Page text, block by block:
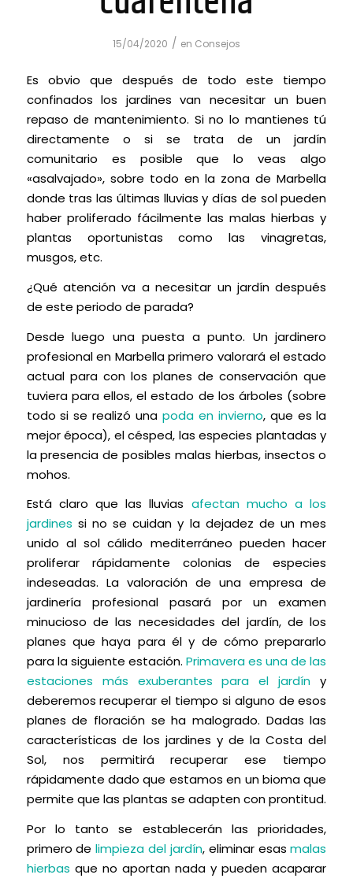
15/04/2020 / en Consejos
Es obvio que después de todo este tiempo
confinados los jardines van necesitar un buen
repaso de mantenimiento. Si no lo mantienes tú
directamente o si se trata de un jardín
comunitario es posible que lo veas algo
«asalvajado», sobre todo en la zona de Marbella
donde tras las últimas lluvias y días de sol pueden
haber proliferado fácilmente las malas hierbas y
plantas oportunistas como las vinagretas,
musgos, etc.
¿Qué atención va a necesitar un jardín después
de este periodo de parada?
Desde luego una puesta a punto. Un jardinero
profesional en Marbella primero valorará el estado
actual para con los planes de conservación que
tuviera para ellos, el estado de los árboles (sobre
todo si se realizó una poda en invierno, que es la
mejor época), el césped, las especies plantadas y
la presencia de posibles malas hierbas, insectos o
mohos.
Está claro que las lluvias afectan mucho a los
jardines si no se cuidan y la dejadez de un mes
unido al sol cálido mediterráneo pueden hacer
proliferar rápidamente colonias de especies
indeseadas. La valoración de una empresa de
jardinería profesional pasará por un examen
minucioso de las necesidades del jardín, de los
planes que haya para él y de cómo prepararlo
para la siguiente estación. Primavera es una de las
estaciones más exuberantes para el jardín y
deberemos recuperar el tiempo si alguno de esos
planes de floración se ha malogrado. Dadas las
características de los jardines y de la Costa del
Sol, nos permitirá recuperar ese tiempo
rápidamente dado que estamos en un bioma que
permite que las plantas se adapten con prontitud.
Por lo tanto se establecerán las prioridades,
primero delimpieza del jardín, eliminar esasmalas
hierbas que no aportan nada y pueden acaparar